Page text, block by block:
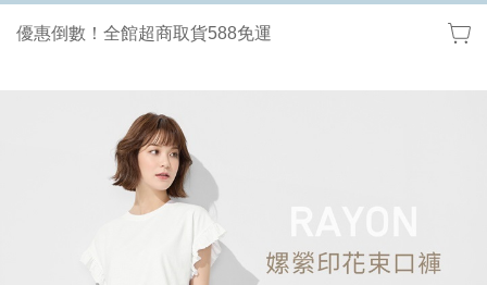
優惠倒數！全館超商取貨588免運